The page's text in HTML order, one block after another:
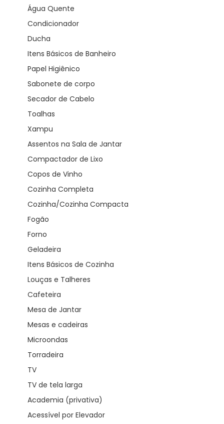
Água Quente
Condicionador
Ducha
Itens Básicos de Banheiro
Papel Higiênico
Sabonete de corpo
Secador de Cabelo
Toalhas
Xampu
Assentos na Sala de Jantar
Compactador de Lixo
Copos de Vinho
Cozinha Completa
Cozinha/Cozinha Compacta
Fogão
Forno
Geladeira
Itens Básicos de Cozinha
Louças e Talheres
Cafeteira
Mesa de Jantar
Mesas e cadeiras
Microondas
Torradeira
TV
TV de tela larga
Academia (privativa)
Acessível por Elevador